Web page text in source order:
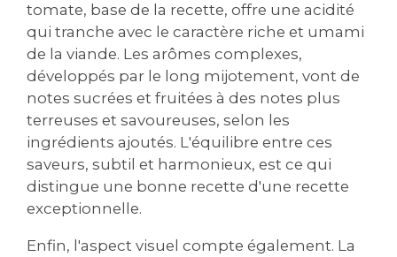
tomate, base de la recette, offre une acidité
qui tranche avec le caractère riche et umami
de la viande. Les arômes complexes,
développés par le long mijotement, vont de
notes sucrées et fruitées à des notes plus
terreuses et savoureuses, selon les
ingrédients ajoutés. L'équilibre entre ces
saveurs, subtil et harmonieux, est ce qui
distingue une bonne recette d'une recette
exceptionnelle.
Enfin, l'aspect visuel compte également. La